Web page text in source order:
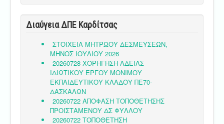
Διαύγεια ΔΠΕ Καρδίτσας